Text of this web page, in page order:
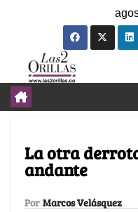
La otra
andante
Por Marcos Velásquez